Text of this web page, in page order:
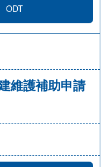
ODT
維護補助申請